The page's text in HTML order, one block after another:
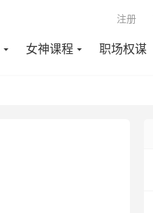
女神课程 职场权谋
注册